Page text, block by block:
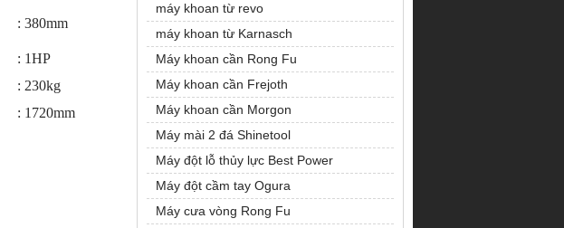
: 380mm
: 1HP
: 230kg
: 1720mm
máy khoan từ revo
máy khoan từ Karnasch
Máy khoan cần Rong Fu
Máy khoan cần Frejoth
Máy khoan cần Morgon
Máy mài 2 đá Shinetool
Máy đột lỗ thủy lực Best Power
Máy đột cầm tay Ogura
Máy cưa vòng Rong Fu